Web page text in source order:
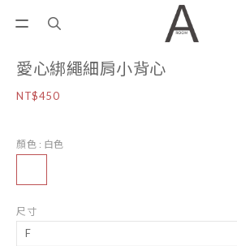
愛心綁繩細肩小背心
NT$450
顏色 : 白色
尺寸